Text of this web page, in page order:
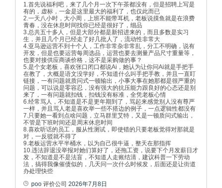
1.首先说福利吧，来了几个月一次下午茶都没有，但是招聘上写是
有的，虚标，一金是这里最大的福利了，也仅此而已
2.一天八小时，大小周，上班不能带耳机，老板说摸鱼就是在浪费
青春，没在休息时间找你已经是很好了，细品
3.总共五十多人，但是大部分都是新招进来的，而且多数是实习
生，并且几个月已经走了好几批人了，流动性非常大
4.亚马逊运营不到十个人，工作非常杂非常乱，分工不明确，说有
开发，但是也要运营每周选品，运营也要去测量产品尺寸重量等，
也要对接供应商谈价格，这不是采购做的事？
5.是个女老板，喜欢张口闭口都说Ai，她认为让你问Ai就是手把手
在教了，大概是语文没学好，不知道什么叫手把手教，并且一直盯
链接，一有问题就质问式一顿输出，小事大事在她那都是很严重的
问题，可以说是零容忍，没有强大的抗压能力跟良好的心态还是别
来了，一有问题就扣钱，扣钱没有标准，全凭老板心情
6.经常骂人，不知道是不是更年期到了，骂起来感觉别人没有尊严
一样，并且骂人老是喜欢举一些不搭边的例子，一点逻辑性都没有
7.只要她一看到点啥问题，立马群里艾特，又是一顿质问式输出，
不管是下班时间还是周末休息时间
8.喜欢听话的员工，服从性测试，即使错的只要老板觉得对那就是
对，一反驳就不得了
9.老板运营水平半桶水，以为自己很牛逼，整天在那指挥
10.违法辞退没举报对她们算好了，还拖工资，说要下个月发薪日才
发，不知道是不是法盲，不知道人走账结清，建议科普一下劳动
法，搞得我像催债似的，几天问一次什么时候发，后面还是让街道
办处理快些
poo 评价公司 2026年7月8日